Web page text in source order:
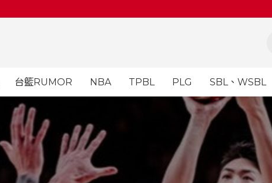
台籃RUMOR NBA TPBL PLG SBL、WSBL